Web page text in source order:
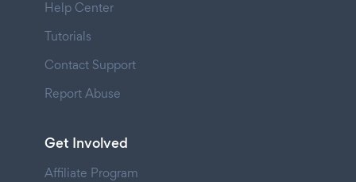
Help Center
Tutorials
Contact Support
Report Abuse
Get Involved
Affiliate Program